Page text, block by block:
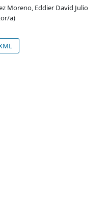
Moreno, Eddier David Julio
a)